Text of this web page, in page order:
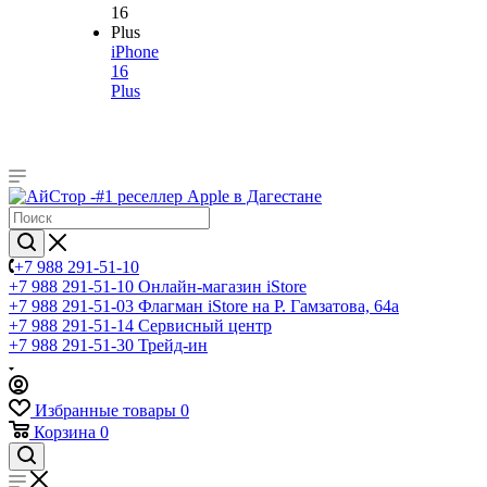
iPhone
16
Plus
+7 988 291-51-10
+7 988 291-51-10 Онлайн-магазин iStore
+7 988 291-51-03 Флагман iStore на Р. Гамзатова, 64а
+7 988 291-51-14 Сервисный центр
+7 988 291-51-30 Трейд-ин
Избранные товары 0
Корзина 0